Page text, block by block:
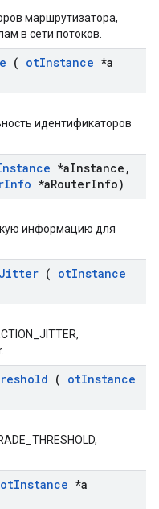
маршрутизатора,
в сети потоков.
( otInstance *a
идентификаторов
*aInstance ,
Info *aRouterInfo)
информацию для
Jitter ( otInstance
( otInstance
otInstance *a